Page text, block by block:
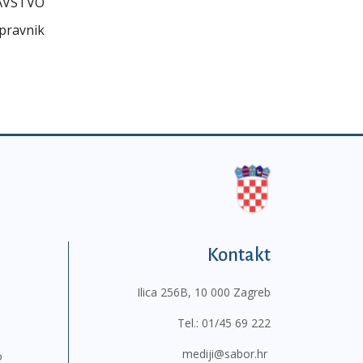
Kontakt
Ilica 256B, 10 000 Zagreb
Tel.: 01/45 69 222
mediji@sabor.hr